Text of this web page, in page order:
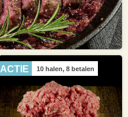
ACTIE 10 halen, 8 betalen